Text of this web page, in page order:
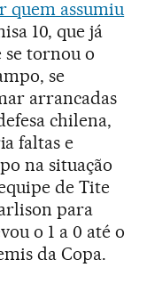
quem assumiu
10, que já
tornou o
se
arrancadas
chilena,
faltas e
na situação
de Tite
para
o 1 a 0 até o
da Copa.